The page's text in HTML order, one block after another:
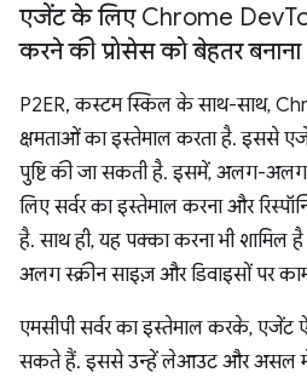
एजेंट के लिए Chrome Dev
करने की प्रोसेस को बेहतर बनाना
P2ER, कस्टम स्किल के साथ-साथ,
क्षमताओं का इस्तेमाल करता है. इससे
पुष्टि की जा सकती है. इसमें, अलग-
लिए सर्वर का इस्तेमाल करना और
है. साथ ही, यह पक्का करना भी
अलग स्क्रीन साइज़ और डिवाइसों पर
एमसीपी सर्वर का इस्तेमाल करके, एजेंट
सकते हैं. इससे उन्हें लेआउट और असल